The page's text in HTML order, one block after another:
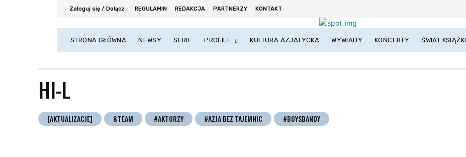
Zaloguj się / Dołącz REGULAMIN REDAKCJA PARTNERZY KONTAKT
STRONA GŁÓWNA NEWSY SERIE PROFILE KULTURA AZJATYCKA WYWIADY KONCERTY ŚWIAT KSIĄŻKI
HI-L
[AKTUALIZACJE] &TEAM #AKTORZY #AZJA BEZ TAJEMNIC #BOYSBANDY